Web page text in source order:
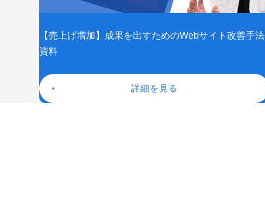
【売上げ増加】成果を出すためのWebサイト改善手法
資料
詳細を見る